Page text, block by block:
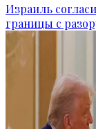
Израиль
границы с